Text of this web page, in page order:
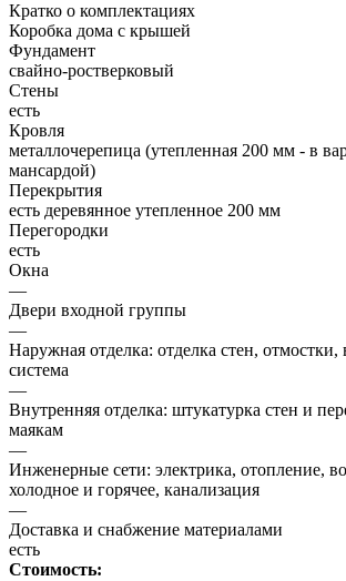
Кратко о комплектациях
Коробка дома с крышей
Фундамент
свайно-ростверковый
Стены
есть
Кровля
металлочерепица (утепленная 200 мм - в
мансардой)
Перекрытия
есть деревянное утепленное 200 мм
Перегородки
есть
Окна
—
Двери входной группы
—
Наружная отделка: отделка стен, отмостки,
система
—
Внутренняя отделка: штукатурка стен и
маякам
—
Инженерные сети: электрика, отопление,
холодное и горячее, канализация
—
Доставка и снабжение материалами
есть
Стоимость: